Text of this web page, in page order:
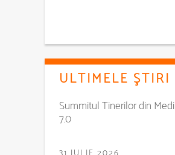
ULTIMELE ŞTIRI
Summitul Tinerilor din
7.0